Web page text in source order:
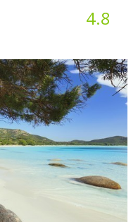
4.8